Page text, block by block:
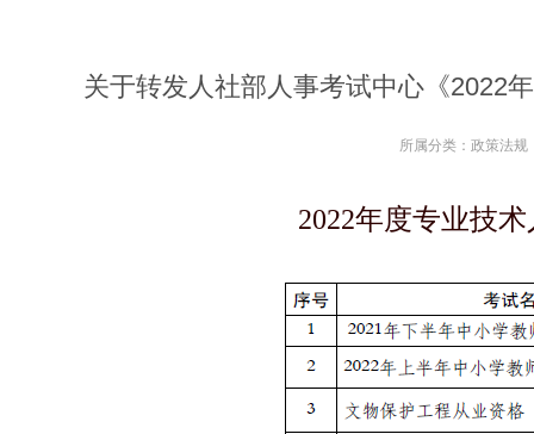
关于转发人社部人事考试中心《2022
所属分类： 政策法规
2022年度专业技